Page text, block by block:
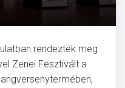
rendezték meg
Zenei Fesztivált a